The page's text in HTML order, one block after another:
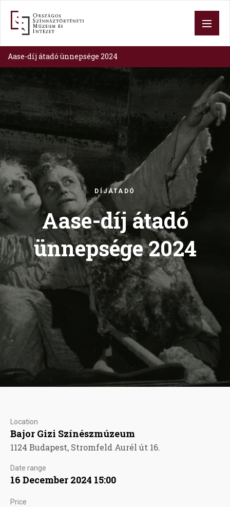
content
Aase-díj átadó ünnepsége 2024
DÍJÁTADÓ
Aase-díj átadó
ünnepsége 2024
Location
Bajor Gizi Színészmúzeum
1124 Budapest, Stromfeld Aurél út 16.
Date range
16 December 2024 15:00
Price